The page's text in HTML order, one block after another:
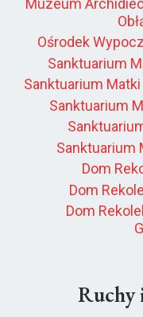
Ośrodek
Sanktuarium
Sanktuarium
Sanktuarium
Sanktuarium
Dom
Dom
Dom
Ruchy